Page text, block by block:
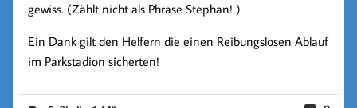
gewiss. (Zählt nicht als Phrase Stephan! )
Ein Dank gilt den Helfern die einen Reibungslosen Ablauf
im Parkstadion sicherten!